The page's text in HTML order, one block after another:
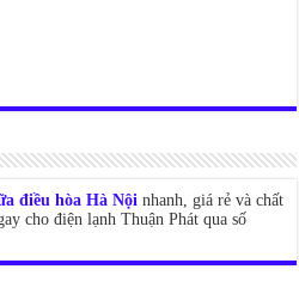
điều hòa Hà Nội nhanh, giá rẻ và chất
cho điện lạnh Thuận Phát qua số